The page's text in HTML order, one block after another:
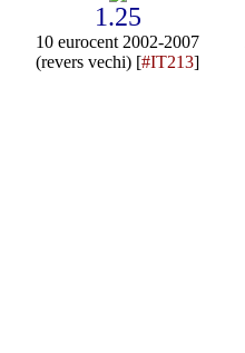
1.25
10 eurocent 2002-2007
(revers vechi) [#IT213]